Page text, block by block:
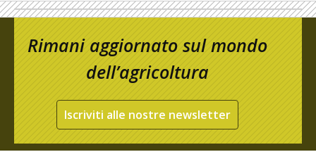
Rimani aggiornato sul mondo
dell’agricoltura
Iscriviti alle nostre newsletter